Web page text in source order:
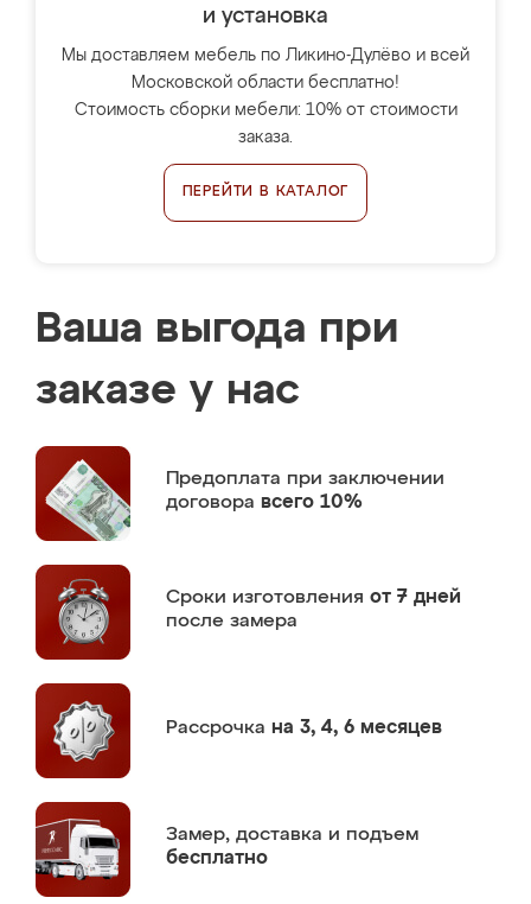
и установка
Мы доставляем мебель по Ликино-Дулёво и всей
Московской области бесплатно!
Стоимость сборки мебели: 10% от стоимости
заказа.
ПЕРЕЙТИ В КАТАЛОГ
Ваша выгода при
заказе у нас
Предоплата при заключении
договора всего 10%
Сроки изготовления от 7 дней
после замера
Рассрочка на 3, 4, 6 месяцев
Замер, доставка и подъем
бесплатно